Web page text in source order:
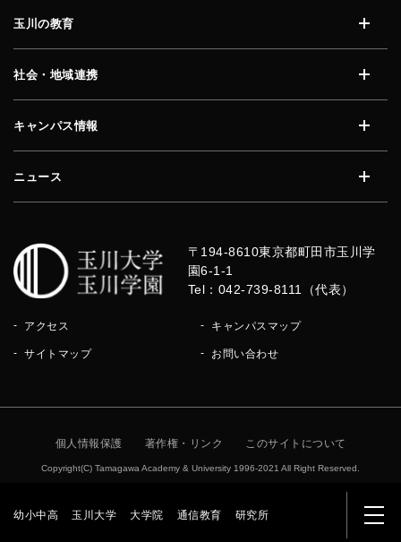
幼小中高 玉川大学 大学院 通信教育 研究所 メニ
玉川の教育
社会・地域連携
キャンパス情報
ニュース
〒194-8610東京都町田市玉川学
園6-1-1
Tel：042-739-8111（代表）
アクセス キャンパスマップ
サイトマップ お問い合わせ
個人情報保護 著作権・リンク このサイトについて
Copyright(C) Tamagawa Academy & University 1996-2021 All Right Reserved.